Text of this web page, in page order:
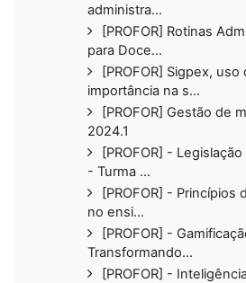
administra...
[PROFOR] Rotinas
para Doce...
[PROFOR] Sigpex,
importância na s...
[PROFOR] Gestão de
2024.1
[PROFOR] -
- Turma ...
[PROFOR] - Princípios
no ensi...
[PROFOR] -
Transformando...
[PROFOR] -